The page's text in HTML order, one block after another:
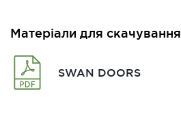
Матеріали для скачування
SWAN DOORS